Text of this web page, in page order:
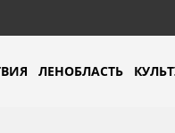
ЛЕНОБЛАСТЬ